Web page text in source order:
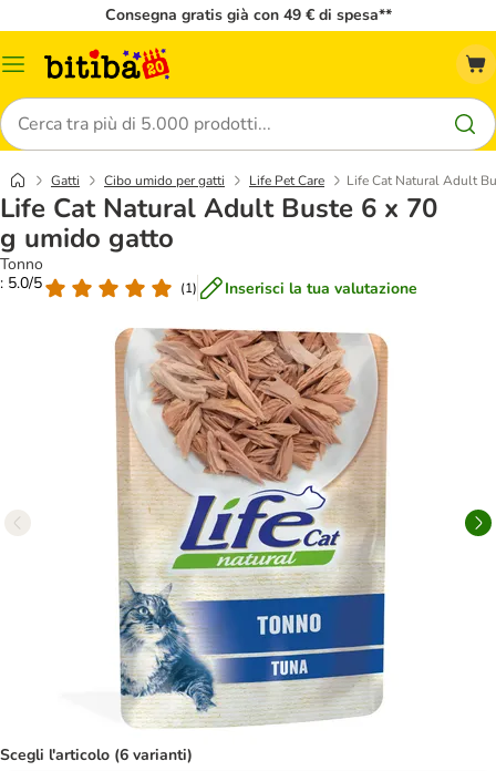
Consegna gratis già con 49 € di spesa**
Overview
Cerca
Gatti Cibo umido per gatti Life Pet Care Life Cat Natural Adult
Life Cat Natural Adult Buste 6 x 70
g umido gatto
Tonno
: 5.0/5
(1) Inserisci la tua valutazione
Scegli l'articolo (6 varianti)